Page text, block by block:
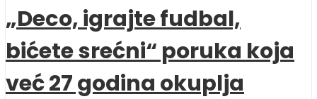
„Deco, igrajte fudbal,
bićete srećni“ poruka koja
već 27 godina okuplja